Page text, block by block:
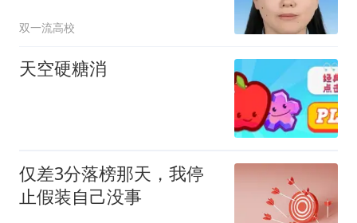
双一流高校
天空硬糖消
仅差3分落榜那天，我停
止假装自己没事